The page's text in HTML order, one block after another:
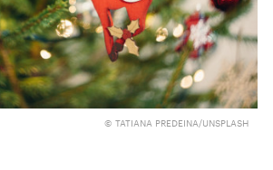
© TATIANA PREDEINA/UNSPLASH